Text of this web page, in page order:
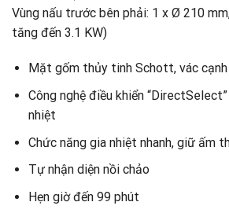
Vùng nấu trước bên phải: 1 x Ø 210
tăng đến 3.1 KW)
Mặt gốm thủy tinh Schott, vác
Công nghệ điều khiển
nhiệt
Chức năng gia nhiệt nhanh, giữ ấm
Tự nhận diện nồi chảo
Hẹn giờ đến 99 phút